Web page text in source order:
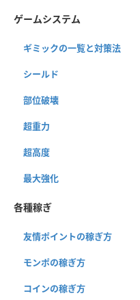
ゲームシステム
ギミックの一覧と対策法
シールド
部位破壊
超重力
超高度
最大強化
各種稼ぎ
友情ポイントの稼ぎ方
モンポの稼ぎ方
コインの稼ぎ方